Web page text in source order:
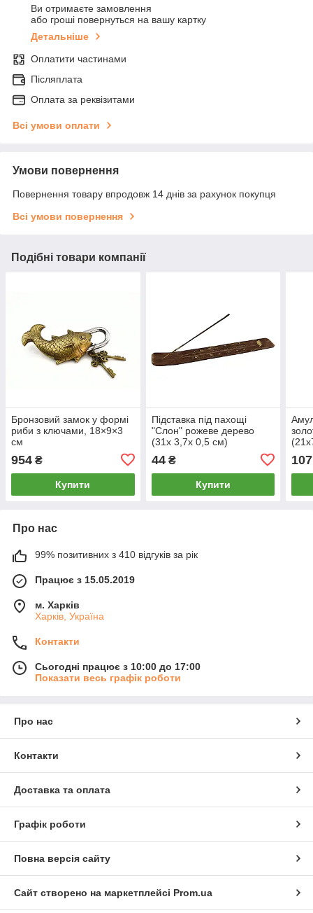
Ви отримаєте замовлення
або гроші повернуться на вашу картку
Детальніше
Оплатити частинами
Післяплата
Оплата за реквізитами
Всі умови оплати
Умови повернення
Повернення товару впродовж 14 днів за рахунок покупця
Всі умови повернення
Подібні товари компанії
Бронзовий замок у формі
риби з ключами, 18×9×3
см
954 ₴
Купити
Підставка під пахощі
"Слон" рожеве дерево
(31х 3,7х 0,5 см)
44₴
Купити
107
Про нас
99% позитивних з 410 відгуків за рік
Працює з 15.05.2019
м. Харків
Харків, Україна
Контакти
Сьогодні працює з 10:00 до 17:00
Показати весь графік роботи
Про нас
Контакти
Доставка та оплата
Графік роботи
Повна версія сайту
Сайт створено на маркетплейсі Prom.ua